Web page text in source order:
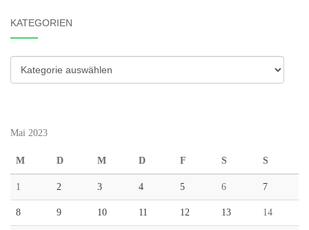
KATEGORIEN
Kategorien
Mai 2023
M D M D F S S
1 2 3 4 5 6 7
8 9 10 11 12 13 14